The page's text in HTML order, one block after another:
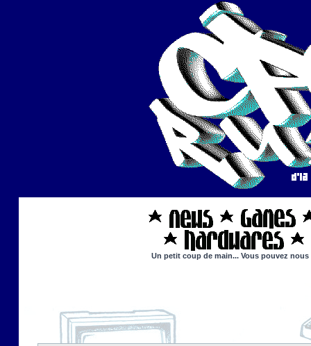
Un petit coup de main... Vous pouvez